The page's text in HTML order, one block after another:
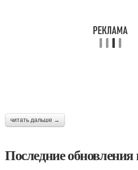
читать дальше →
Последние обновления